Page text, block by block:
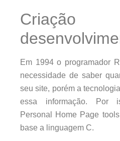
Em 1994 o programador
necessidade de saber
seu site, porém a
essa informação. Por
Personal Home Page
base a linguagem C.